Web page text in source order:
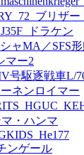
ブリザー
ドラケン
ャMA／SFS
マー2
号駆逐戦車L/
ネンロイマー
・ハンマ
ンゲール